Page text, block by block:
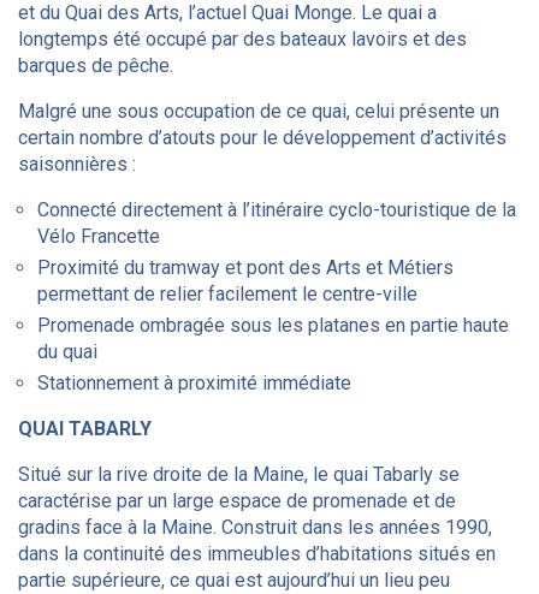
et du Quai des Arts, l’actuel Quai Monge. Le quai a
longtemps été occupé par des bateaux lavoirs et des
barques de pêche.
Malgré une sous occupation de ce quai, celui présente un
certain nombre d’atouts pour le développement d’activités
saisonnières :
Connecté directement à l’itinéraire cyclo-touristique de la
Vélo Francette
Proximité du tramway et pont des Arts et Métiers
permettant de relier facilement le centre-ville
Promenade ombragée sous les platanes en partie haute
du quai
Stationnement à proximité immédiate
QUAI TABARLY
Situé sur la rive droite de la Maine, le quai Tabarly se
caractérise par un large espace de promenade et de
gradins face à la Maine. Construit dans les années 1990,
dans la continuité des immeubles d’habitations situés en
partie supérieure, ce quai est aujourd’hui un lieu peu